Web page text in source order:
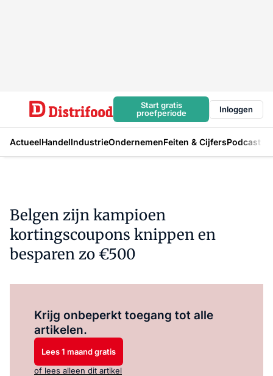
Start gratis
proefperiode
Inloggen
ActueelHandelIndustrieOndernemenFeiten & CijfersPodcast
Belgen zijn kampioen
kortingscoupons knippen en
besparen zo €500
Krijg onbeperkt toegang tot alle
artikelen.
Lees 1 maand gratis
of lees alleen dit artikel